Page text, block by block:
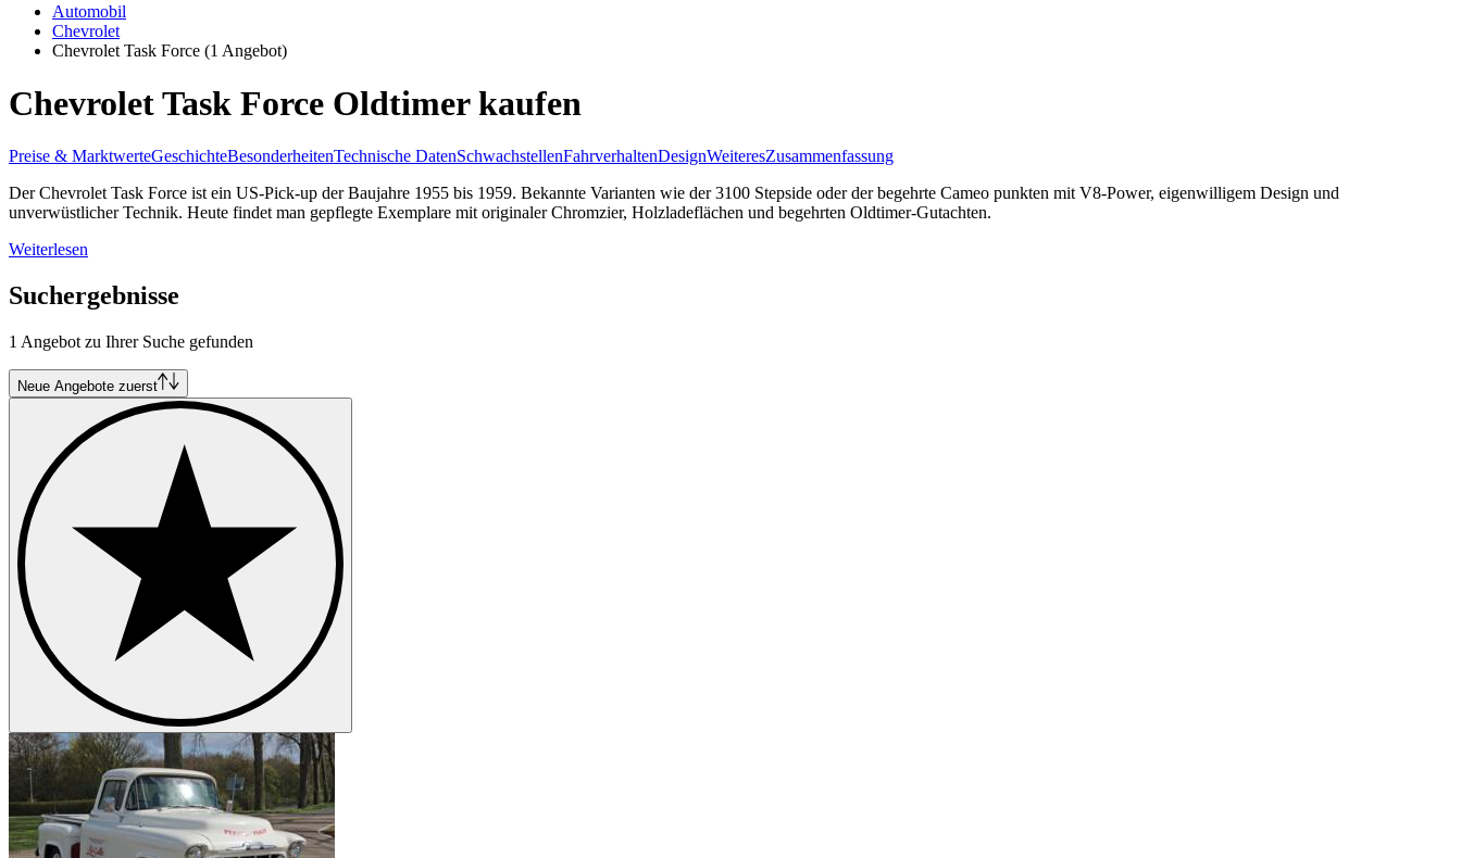
Automobil
Chevrolet
Chevrolet Task Force (1 Angebot)
Chevrolet Task Force Oldtimer kaufen
Preise & MarktwerteGeschichteBesonderheitenTechnische DatenSchwachstellenFahrverhaltenDesignWeiteresZusammenfassung
Der Chevrolet Task Force ist ein US-Pick-up der Baujahre 1955 bis 1959. Bekannte Varianten wie der 3100 Stepside oder der begehrte Cameo punkten mit V8-Power, eigenwilligem Design und
unverwüstlicher Technik. Heute findet man gepflegte Exemplare mit originaler Chromzier, Holzladeflächen und begehrten Oldtimer-Gutachten.
Weiterlesen
Suchergebnisse
1 Angebot zu Ihrer Suche gefunden
Neue Angebote zuerst